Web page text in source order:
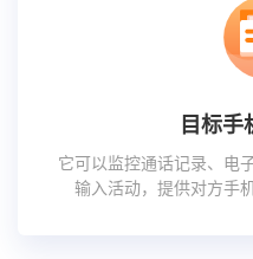
目标手
它可以监控通话记录、电
输入活动，提供对方手